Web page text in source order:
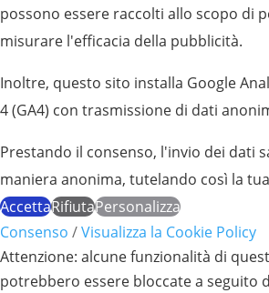
possono essere raccolti allo scopo di
misurare l'efficacia della pubblicità.
Inoltre, questo sito installa Google
4 (GA4) con trasmissione di dati
Prestando il consenso, l'invio dei dati
maniera anonima, tutelando così la
AccettaRifiutaPersonalizza
Consenso /Visualizza la Cookie Policy
Attenzione: alcune funzionalità di
potrebbero essere bloccate a seguito